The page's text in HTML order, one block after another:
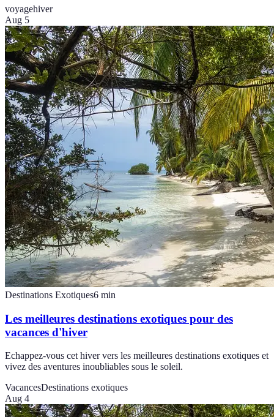
voyagehiver
Aug 5
Destinations Exotiques6 min
Les meilleures destinations exotiques pour des
vacances d'hiver
Echappez-vous cet hiver vers les meilleures destinations exotiques et
vivez des aventures inoubliables sous le soleil.
VacancesDestinations exotiques
Aug 4